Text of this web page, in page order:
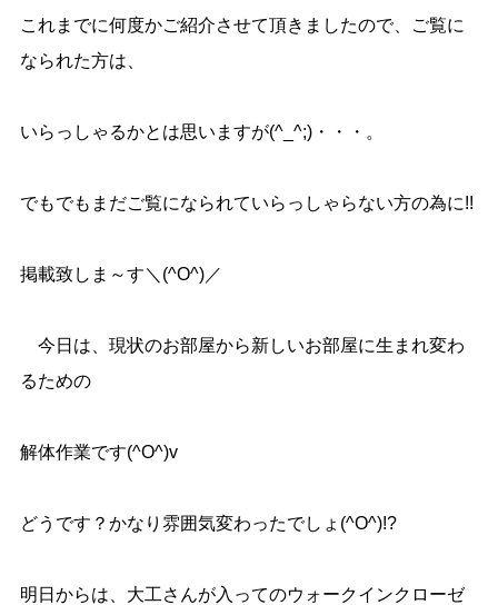
これまでに何度かご紹介させて頂きましたので、ご覧に
なられた方は、
いらっしゃるかとは思いますが(^_^;)・・・。
でもでもまだご覧になられていらっしゃらない方の為に!!
掲載致しま～す＼(^O^)／
今日は、現状のお部屋から新しいお部屋に生まれ変わ
るための
解体作業です(^O^)v
どうです？かなり雰囲気変わったでしょ(^O^)!?
明日からは、大工さんが入ってのウォークインクローゼ